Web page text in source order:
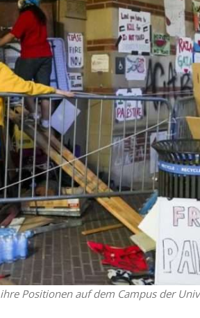
Positionen auf dem Campus der
Israel
Wahlen 2026: Das ist
– Vladimir Beliak